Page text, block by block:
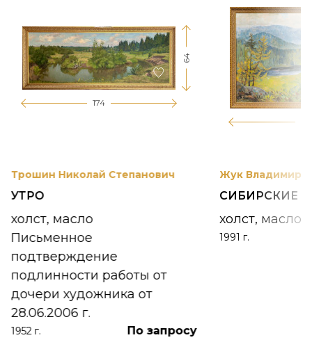
174
64
Трошин Николай Степанович
УТРО
холст, масло
Письменное
подтверждение
подлинности работы от
дочери художника от
28.06.2006 г.
1952 г. По запросу
Жук Владимир
СИБИРСКИЕ
холст, масло
1991 г.